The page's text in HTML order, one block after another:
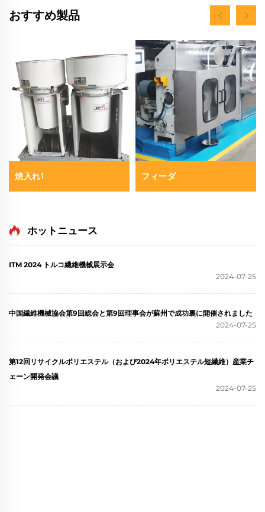
おすすめ製品
焼入れ1 フィーダ
ホットニュース
ITM 2024 トルコ繊維機械展示会
2024-07-25
中国繊維機械協会第9回総会と第9回理事会が蘇州で成功裏に開催されました
2024-07-25
第12回リサイクルポリエステル（および2024年ポリエステル短繊維）産業チ
ェーン開発会議
2024-07-25